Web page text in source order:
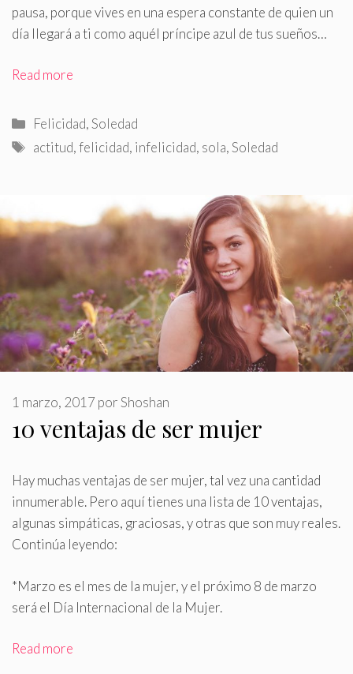
pausa, porque vives en una espera constante de quien un
día llegará a ti como aquél príncipe azul de tus sueños…
Read more
Categorías
Felicidad,Soledad
Etiquetas
actitud,felicidad, infelicidad, sola,Soledad
10 ventajas de ser mujer
1 marzo, 2017 porShoshan
Hay muchas ventajas de ser mujer, tal vez una cantidad
innumerable. Pero aquí tienes una lista de 10 ventajas,
algunas simpáticas, graciosas, y otras que son muy reales.
Continúa leyendo:
*Marzo es el mes de la mujer, y el próximo 8 de marzo
será el Día Internacional de la Mujer.
Read more